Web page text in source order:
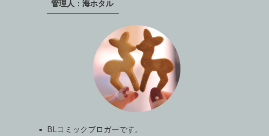
管理人：海ホタル
BLコミックブロガーです。